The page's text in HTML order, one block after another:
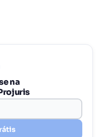
na